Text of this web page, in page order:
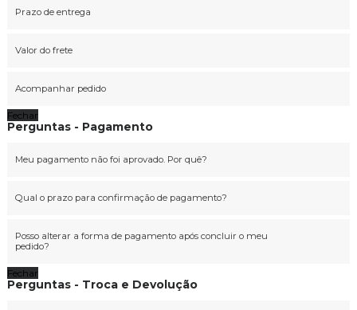
Prazo de entrega
Valor do frete
Acompanhar pedido
Fechar
Perguntas - Pagamento
Meu pagamento não foi aprovado. Por quê?
Qual o prazo para confirmação de pagamento?
Posso alterar a forma de pagamento após concluir o meu
pedido?
Fechar
Perguntas - Troca e Devolução